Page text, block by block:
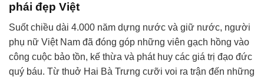
phái đẹp Việt
Suốt chiều dài 4.000 năm dựng nước và giữ nước, người
phụ nữ Việt Nam đã đóng góp những viên gạch hồng vào
công cuộc bảo tồn, kế thừa và phát huy các giá trị đạo đức
quý báu. Từ thuở Hai Bà Trưng cưỡi voi ra trận đến những